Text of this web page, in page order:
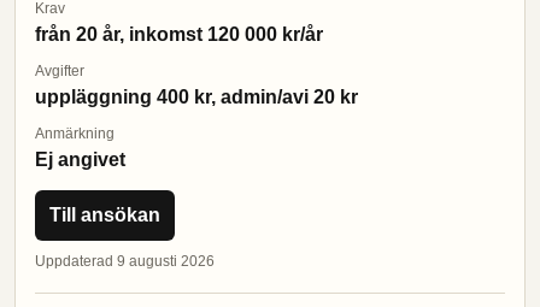
Krav
från 20 år, inkomst 120 000 kr/år
Avgifter
uppläggning 400 kr, admin/avi 20 kr
Anmärkning
Ej angivet
Till ansökan
Uppdaterad 9 augusti 2026